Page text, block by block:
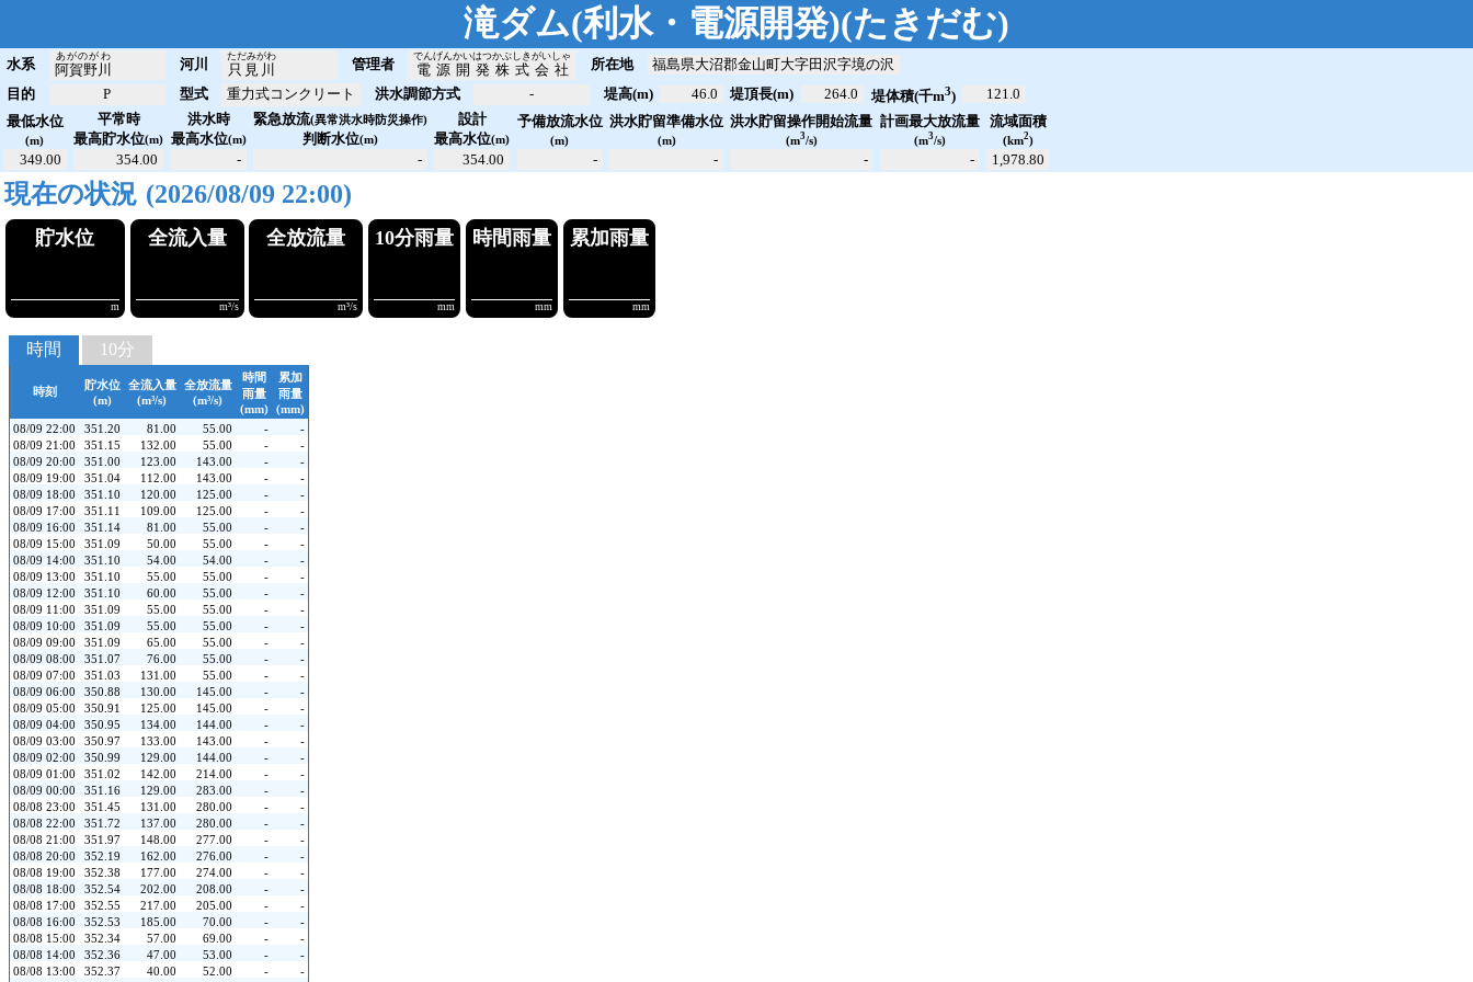
滝ダム(利水・電源開発)(たきだむ)
水系 阿賀野川
あがのがわ
河川 只見川
ただみがわ
管理者 電源開発株式会社
でんげんかいはつかぶしきがいしゃ
所在地
福島県大沼郡金山町大字田沢字境の沢
目的
P 型式 重力式コンクリート 洪水調節方式 - 堤高(m) 46.0 堤頂長(m) 264.0 堤体積(千m3)
121.0
最低水位
(m)
349.00
平常時
最高貯水位(m)
354.00
洪水時
最高水位(m)
-
緊急放流(異常洪水時防災操作)
判断水位(m)
-
設計
最高水位(m)
354.00
予備放流水位
(m)
-
洪水貯留準備水位
(m)
-
洪水貯留操作開始流量
(m3/s)
-
計画最大放流量
(m3/s)
-
流域面積
(km2)
1,978.80
現在の状況 (2026/08/09 22:00)
貯水位
m
全流入量
m³/s
全放流量
m³/s
10分雨量
時間
時刻
貯水位
(m)
全流入量
(m³/s)
全放流量
(m³/s)
時間
雨量
(mm)
累加
雨量
(mm)
08/09 22:00
351.20 81.00 55.00
08/09 21:00
351.15 132.00 55.00
08/09 20:00
351.00 123.00 143.00
08/09 19:00
351.04 112.00 143.00
08/09 18:00
351.10 120.00 125.00
08/09 17:00
351.11 109.00 125.00
08/09 16:00
351.14 81.00 55.00
08/09 15:00
351.09 50.00 55.00
08/09 14:00
351.10 54.00 54.00
08/09 13:00
351.10 55.00 55.00
08/09 12:00
351.10 60.00 55.00
08/09 11:00
351.09 55.00 55.00
08/09 10:00
351.09 55.00 55.00
08/09 09:00
351.09 65.00 55.00
08/09 08:00
351.07 76.00 55.00
08/09 07:00
351.03 131.00 55.00
08/09 06:00
350.88 130.00 145.00
08/09 05:00
350.91 125.00 145.00
08/09 04:00
350.95 134.00 144.00
08/09 03:00
350.97 133.00 143.00
08/09 02:00
350.99 129.00 144.00
08/09 01:00
351.02 142.00 214.00
08/09 00:00
351.16 129.00 283.00
08/08 23:00
351.45 131.00 280.00
08/08 22:00
351.72 137.00 280.00
08/08 21:00
351.97 148.00 277.00
08/08 20:00
352.19 162.00 276.00
08/08 19:00
352.38 177.00 274.00
08/08 18:00
352.54 202.00 208.00
08/08 17:00
352.55 217.00 205.00
08/08 16:00
352.53 185.00 70.00
08/08 15:00
352.34 57.00 69.00
08/08 14:00
352.36 47.00 53.00
08/08 13:00
352.37 40.00 52.00
10分